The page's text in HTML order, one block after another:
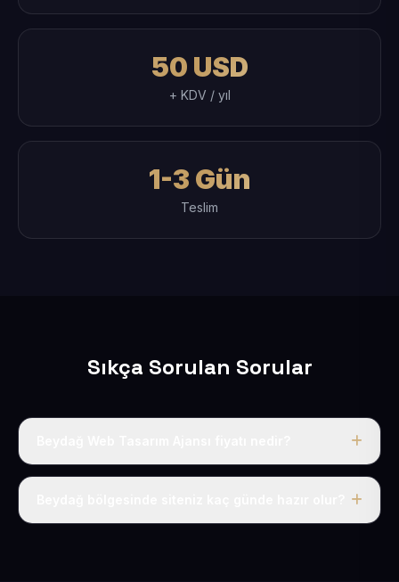
50 USD
+ KDV / yıl
1-3 Gün
Teslim
Sıkça Sorulan Sorular
Tek fiyat uygulanır: yıllık 50 USD + KDV. Bu bedele alan